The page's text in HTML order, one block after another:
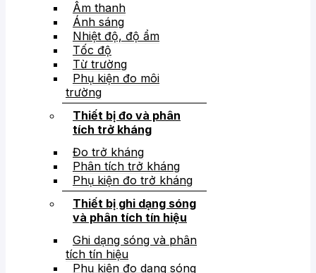
Âm thanh
Ánh sáng
Nhiệt độ, độ ẩm
Tốc độ
Từ trường
Phụ kiện đo môi
trường
Thiết bị đo và phân
tích trở kháng
Đo trở kháng
Phân tích trở kháng
Phụ kiện đo trở kháng
Thiết bị ghi dạng sóng
và phân tích tín hiệu
Ghi dạng sóng và phân
tích tín hiệu
Phụ kiện đo dạng sóng